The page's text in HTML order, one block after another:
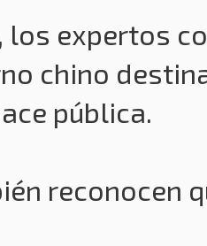
los expertos
chino
pública.
reconocen